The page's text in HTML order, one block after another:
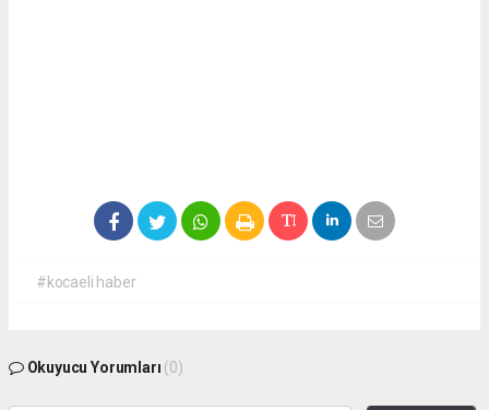
#kocaeli haber
Okuyucu Yorumları (0)